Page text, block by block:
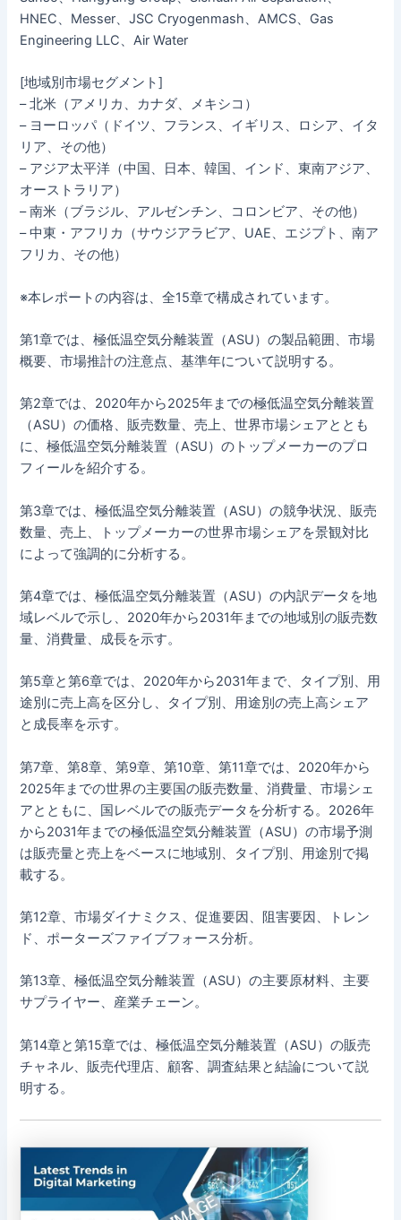
HNEC、Messer、JSC Cryogenmash、AMCS、Gas
Engineering LLC、Air Water
[地域別市場セグメント]
– 北米（アメリカ、カナダ、メキシコ）
– ヨーロッパ（ドイツ、フランス、イギリス、ロシア、イタ
リア、その他）
– アジア太平洋（中国、日本、韓国、インド、東南アジア、
オーストラリア）
– 南米（ブラジル、アルゼンチン、コロンビア、その他）
– 中東・アフリカ（サウジアラビア、UAE、エジプト、南ア
フリカ、その他）
※本レポートの内容は、全15章で構成されています。
第1章では、極低温空気分離装置（ASU）の製品範囲、市場
概要、市場推計の注意点、基準年について説明する。
第2章では、2020年から2025年までの極低温空気分離装置
（ASU）の価格、販売数量、売上、世界市場シェアととも
に、極低温空気分離装置（ASU）のトップメーカーのプロ
フィールを紹介する。
第3章では、極低温空気分離装置（ASU）の競争状況、販売
数量、売上、トップメーカーの世界市場シェアを景観対比
によって強調的に分析する。
第4章では、極低温空気分離装置（ASU）の内訳データを地
域レベルで示し、2020年から2031年までの地域別の販売数
量、消費量、成長を示す。
第5章と第6章では、2020年から2031年まで、タイプ別、用
途別に売上高を区分し、タイプ別、用途別の売上高シェア
と成長率を示す。
第7章、第8章、第9章、第10章、第11章では、2020年から
2025年までの世界の主要国の販売数量、消費量、市場シェ
アとともに、国レベルでの販売データを分析する。2026年
から2031年までの極低温空気分離装置（ASU）の市場予測
は販売量と売上をベースに地域別、タイプ別、用途別で掲
載する。
第12章、市場ダイナミクス、促進要因、阻害要因、トレン
ド、ポーターズファイブフォース分析。
第13章、極低温空気分離装置（ASU）の主要原材料、主要
サプライヤー、産業チェーン。
第14章と第15章では、極低温空気分離装置（ASU）の販売
チャネル、販売代理店、顧客、調査結果と結論について説
明する。